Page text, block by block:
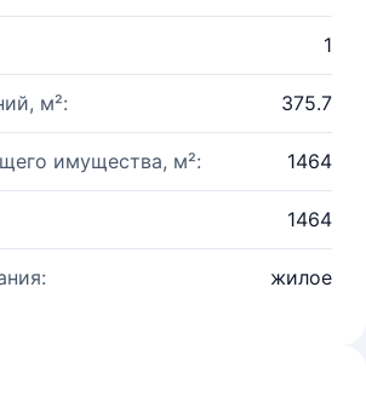
1
м²: 375.7
имущества, м²: 1464
1464
жилое